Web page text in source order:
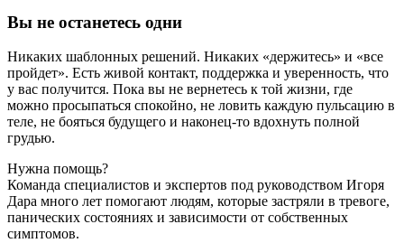
Вы не останетесь одни
Никаких шаблонных решений. Никаких «держитесь» и «все
пройдет». Есть живой контакт, поддержка и уверенность, что
у вас получится. Пока вы не вернетесь к той жизни, где
можно просыпаться спокойно, не ловить каждую пульсацию в
теле, не бояться будущего и наконец-то вдохнуть полной
грудью.
Нужна помощь?
Команда специалистов и экспертов под руководством Игоря
Дара много лет помогают людям, которые застряли в тревоге,
панических состояниях и зависимости от собственных
симптомов.